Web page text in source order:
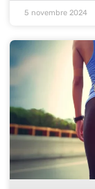
5 novembre 2024